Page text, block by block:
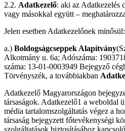
2.2. Adatkezelő: aki az Adatkezelés
vagy másokkal együtt –
Jelen esetben Adatkezelőnek minősül:
a.) Boldogságcseppek Alapítvány
Alkotmány u. 6a; Adószáma:
száma: 13-01-0003949 Bejegyző
Törvényszék, a továbbiakban
Adatkezelő Magyarországon
társaságok. Adatkezelő1 a weboldal
média tartalomszolgáltatás végez a
társaság bejegyzett főtevékenységi
szolgáltatások biztosításához